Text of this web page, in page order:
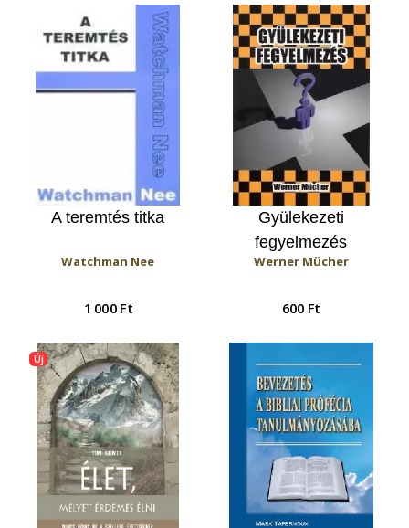
A teremtés titka
Watchman Nee
1 000 Ft
Gyülekezeti
fegyelmezés
Werner Mücher
600 Ft
Új